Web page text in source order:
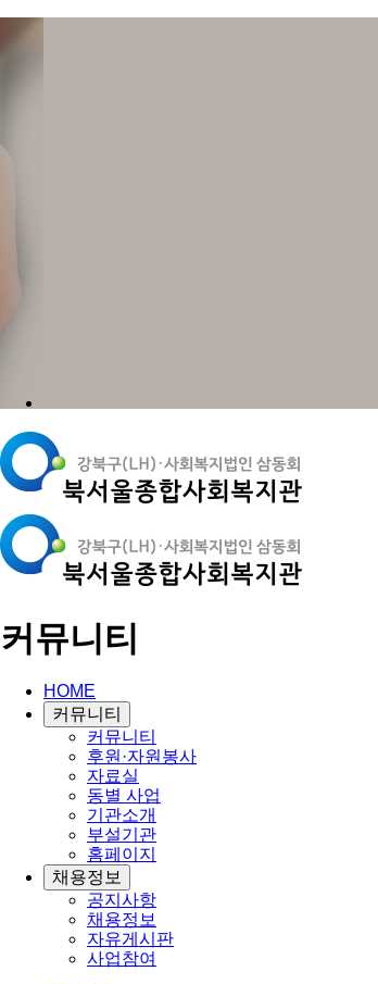
커뮤니티
HOME
커뮤니티
커뮤니티
후원·자원봉사
자료실
동별 사업
기관소개
부설기관
홈페이지
채용정보
공지사항
채용정보
자유게시판
사업참여